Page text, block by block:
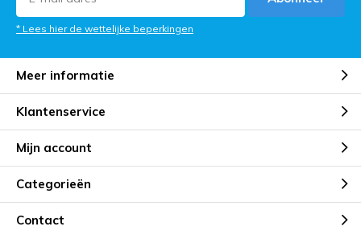
* Lees hier de wettelijke beperkingen
Meer informatie
Klantenservice
Mijn account
Categorieën
Contact